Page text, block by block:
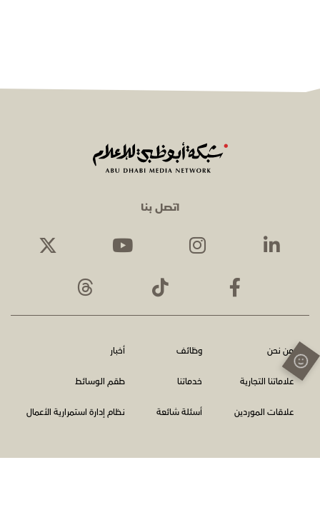
اتصل بنا
من نحن وظائف أخبار
علاماتنا التجارية خدماتنا طقم الوسائط
علاقات الموردين أسئلة شائعة نظام إدارة استمرارية الأعمال